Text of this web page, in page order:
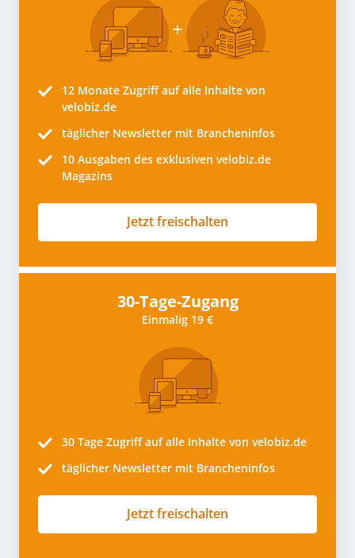
12 Monate Zugriff auf alle Inhalte von
velobiz.de
täglicher Newsletter mit Brancheninfos
10 Ausgaben des exklusiven velobiz.de
Magazins
Jetzt freischalten
30-Tage-Zugang
Einmalig 19 €
30 Tage Zugriff auf alle Inhalte von velobiz.de
täglicher Newsletter mit Brancheninfos
Jetzt freischalten